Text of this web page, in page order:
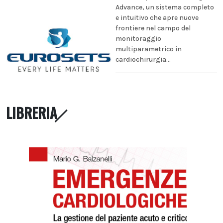
Advance, un sistema completo
e intuitivo che apre nuove
frontiere nel campo del
monitoraggio
multiparametrico in
cardiochirurgia...
LIBRERIA